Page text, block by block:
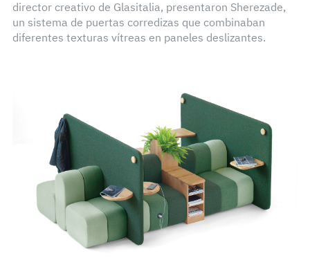
director creativo de Glasitalia, presentaron Sherezade,
un sistema de puertas corredizas que combinaban
diferentes texturas vítreas en paneles deslizantes.